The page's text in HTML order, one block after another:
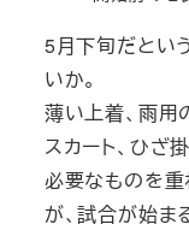
5月下旬だとい
いか。
薄い上着、雨用
スカート、ひざ
必要なものを重
が、試合が始